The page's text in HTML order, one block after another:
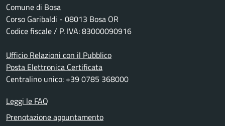
Comune di Bosa
Corso Garibaldi - 08013 Bosa OR
Codice fiscale / P. IVA: 83000090916
Ufficio Relazioni con il Pubblico
Posta Elettronica Certificata
Centralino unico: +39 0785 368000
Leggi le FAQ
Prenotazione appuntamento